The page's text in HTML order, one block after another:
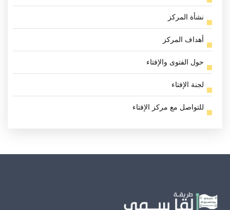
نشأة المركز
أهداف المركز
حول الفتوى والإفتاء
لجنة الإفتاء
للتواصل مع مركز الإفتاء